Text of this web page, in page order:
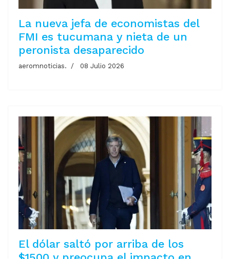
La nueva jefa de economistas del
FMI es tucumana y nieta de un
peronista desaparecido
aeromnoticias. 08 Julio 2026
El dólar saltó por arriba de los